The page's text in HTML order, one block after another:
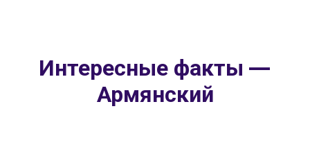
Интересные факты —
Армянский